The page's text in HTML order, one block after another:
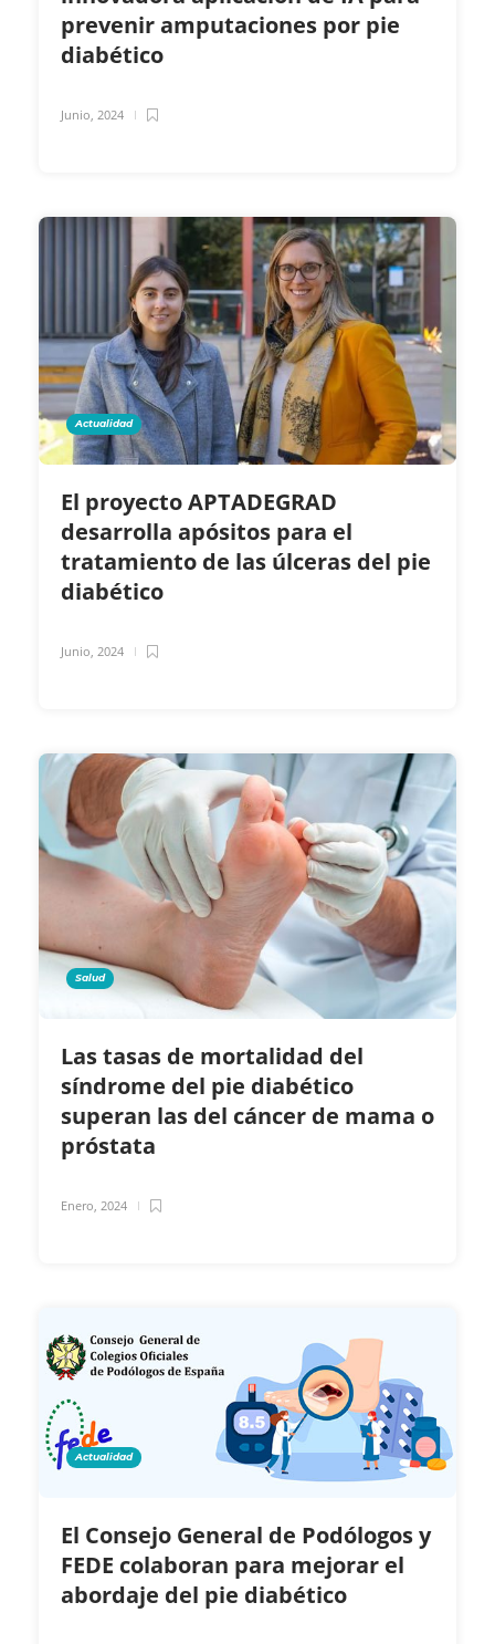
prevenir amputaciones por pie
diabético
Junio, 2024
Actualidad
El proyecto APTADEGRAD
desarrolla apósitos para el
tratamiento de las úlceras del pie
diabético
Junio, 2024
Salud
Las tasas de mortalidad del
síndrome del pie diabético
superan las del cáncer de mama o
próstata
Enero, 2024
Actualidad
El Consejo General de Podólogos y
FEDE colaboran para mejorar el
abordaje del pie diabético